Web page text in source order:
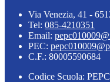
Via Venezia, 41 -
Tel: 085-4210351
Email:
PEC:
C.F.: 80005590684
Codice Scuola: